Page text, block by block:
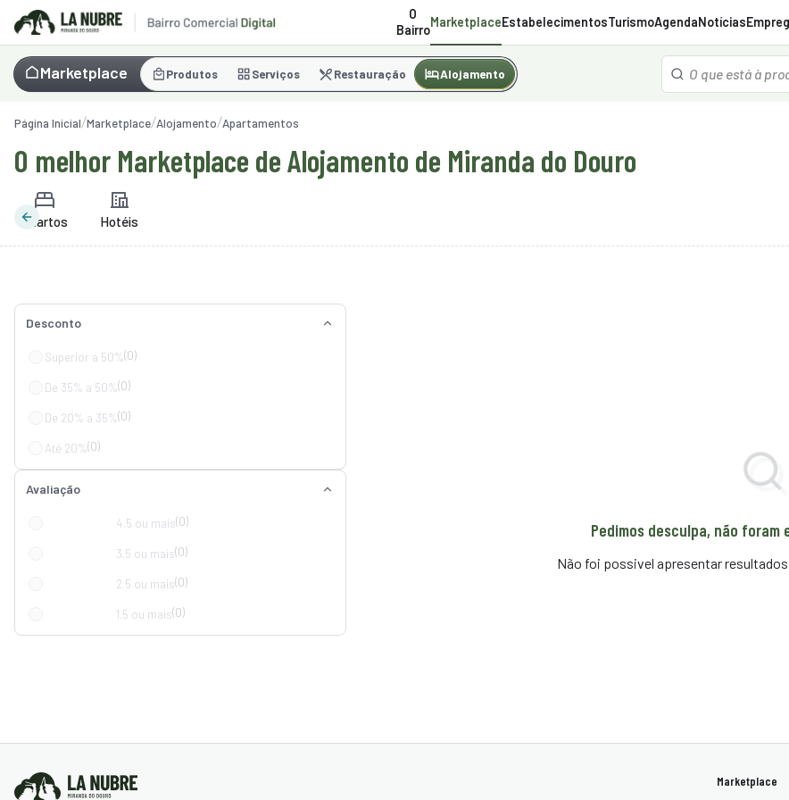
O
Bairro
MarketplaceEstabelecimentosTurismoAgendaNotícias
Marketplace Produtos Serviços Restauração Alojamento
Página Inicial Marketplace Alojamento Apartamentos
O melhor Marketplace de Alojamento de Miranda do Douro
Quartos Hotéis
Pedimos desculpa, não
Não foi possivel apresentar
Desconto
Superior a 50%(0)
De 35% a 50%(0)
De 20% a 35%(0)
Até 20%(0)
Avaliação
4.5 ou mais(0)
3.5 ou mais(0)
2.5 ou mais(0)
1.5 ou mais(0)
Marketplace